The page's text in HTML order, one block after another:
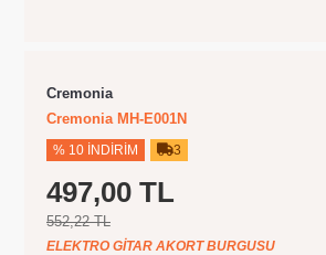
Cremonia
Cremonia MH-E001N
% 10 İNDIRIM 3
497,00 TL
552,22 TL
ELEKTRO GITAR AKORT BURGUSU